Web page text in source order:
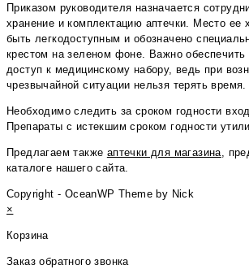
Приказом руководителя назначается
хранение и комплектацию аптечки. Место ее
быть легкодоступным и обозначено
крестом на зеленом фоне. Важно обеспечить
доступ к медицинскому набору, ведь при
чрезвычайной ситуации нельзя терять время.
Необходимо следить за сроком годности
Препараты с истекшим сроком годности
Предлагаем также аптечки для магазина ,
каталоге нашего сайта.
Copyright - OceanWP Theme by Nick
×
Корзина
Заказ обратного звонка